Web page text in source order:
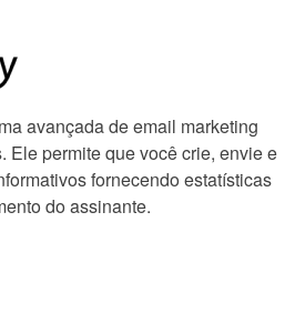
avançada de email marketing
Ele permite que você crie, envie e
fornecendo estatísticas
do assinante.